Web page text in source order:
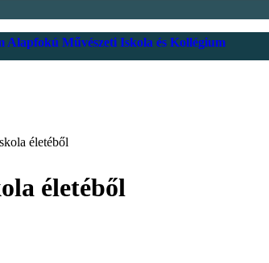
Alapfokú Művészeti Iskola és Kollégium
életéből
életéből